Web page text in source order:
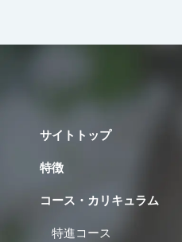
サイトトップ
特徴
コース・カリキュラム
特進コース